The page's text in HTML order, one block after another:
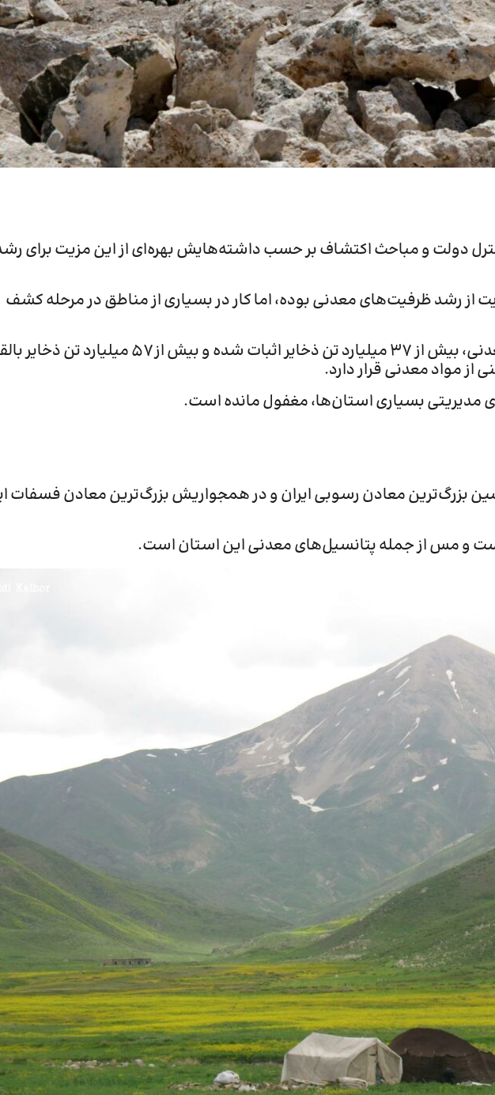
دولت و مباحث اکتشاف بر حسب داشته‌هایش بهره‌ای از این مزیت برای
رشد ظرفیت‌های معدنی بوده، اما کار در بسیاری از مناطق در مرحله کشف
بر اساس آمارها ایران با داشتن ۶۸ نوع ماده معدنی، بیش از ۳۷ میلیارد تن ذخایر اثبات شده و بیش از
مدیریتی بسیاری استان‌ها، مغفول مانده است.
بزرگ‌ترین معادن رسوبی ایران و در همجواریش بزرگ‌ترین معادن فسفات
و مس از جمله پتانسیل‌های معدنی این استان است.